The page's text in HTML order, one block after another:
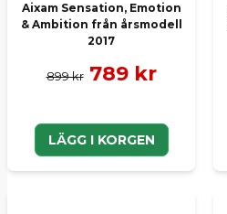
Aixam Sensation, Emotion
& Ambition från årsmodell
2017
899 kr 789 kr
LÄGG I KORGEN